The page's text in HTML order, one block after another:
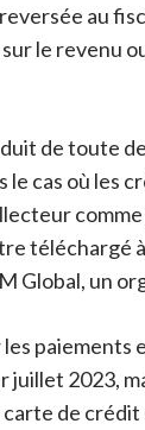
au
le revenu
de toute
cas où les
téléchargé
Global, un
paiements
2023,
de crédit